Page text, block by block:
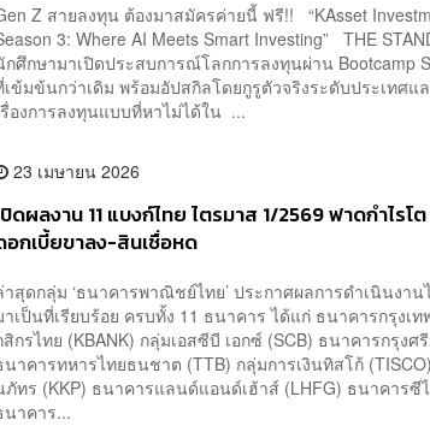
Z สายลงทุน ต้องมาสมัครค่ายนี้ ฟรี!! “KAsset
3: Where AI Meets Smart Investing” THE
กศึกษามาเปิดประสบการณ์โลกการลงทุนผ่าน Bootcamp
เข้มข้นกว่าเดิม พร้อมอัปสกิลโดยกูรูตัวจริงระดับประเทศแ
รื่องการลงทุนแบบที่หาไม่ได้ใน ...
23 เมษายน 2026
ปิดผลงาน 11 แบงก์ไทย ไตรมาส 1/2569 ฟาดกำไร
อกเบี้ยขาลง-สินเชื่อหด
าสุดกลุ่ม ‘ธนาคารพาณิชย์ไทย’ ประกาศผลการดำเนินงาน
าเป็นที่เรียบร้อย ครบทั้ง 11 ธนาคาร ได้แก่ ธนาคารกรุงเ
สิกรไทย (KBANK) กลุ่มเอสซีบี เอกซ์ (SCB) ธนาคารกรุงศ
นาคารทหารไทยธนชาต (TTB) กลุ่มการเงินทิสโก้
ภัทร (KKP) ธนาคารแลนด์แอนด์เฮ้าส์ (LHFG) ธนาคารซีไ
นาคาร...